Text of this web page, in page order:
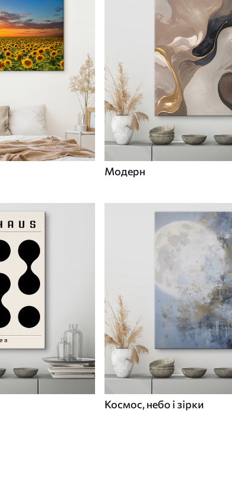
Модерн
Космос, небо і зірки